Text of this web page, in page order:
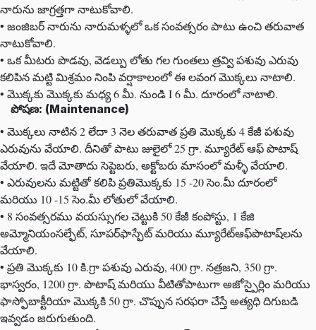
నారును జాగ్రత్తగా నాటుకోవాలి.
• జంజిబర్‌ నారును నారుమళ్ళలో ఒక సంవత్సరం పాటు ఉంచి తరువాత
నాటుకోవాలి.
• ఒక మీటరు పొడవు, వెడల్పు లోతు గల గుంతలు త్రవ్వి పశువు ఎరువు
కలిపిన మట్టి మిశ్రమం నింపి వర్షాకాలంలో ఈ లవంగ మొక్కలు నాటాలి.
• మొక్కకు మొక్కకు మధ్య 6 మీ. నుండి I 6 మీ. దూరంలో నాటాలి.
పోషణ: (Maintenance)
• మొక్కలు నాటిన 2 లేదా 3 నెల తరువాత ప్రతి మొక్కకు 4 కేజీ పశువు
ఎరువును వేయాలి. దీనితో పాటు జులైలో 25 గ్రా. మ్యూరేట్‌ ఆఫ్‌ పొటాష్‌
వేయాలి. ఇదే మోతాదు సెప్టెబరు, అక్టోబరు మాసంలో మళ్ళీ వేయాలి.
• ఎరువులను మట్టితో కలిపి ప్రతిమొక్కకు 15 -20 సెం.మీ దూరంలో
మరియు 10 -15 సెం.మీ లోతులో వేయాలి.
• 8 సంవత్సరము వయస్సుగల చెట్టుకి 50 కేజీ కంపోస్టు, 1 కేజి
అమ్మోనియంసల్ఫేట్‌, సూపర్‌ఫాస్ఫేట్‌ మరియు మ్యూరేట్ఆఫ్‌పొటాష్‌లను
వేయాలి.
• ప్రతి మొక్కకు 10 కి.గ్రా పశువు ఎరువు, 400 గ్రా. నత్రజని, 350 గ్రా.
భాస్వరం, 1200 గ్రా. పొటాష్‌ మరియు వీటితోపాటుగా అజోస్పైర్లిం మరియు
ఫాస్ఫోబాక్టీరియా మొక్కకి 50 గ్రా. చొప్పున సరఫరా చేస్తే అత్యధి దిగుబడి
ఇవ్వడం జరుగుతుంది.